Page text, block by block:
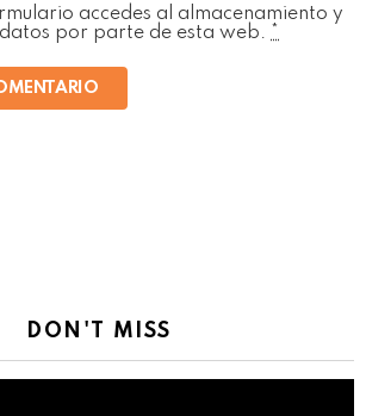
accedes al almacenamiento y
por parte de esta web. *
DON'T MISS